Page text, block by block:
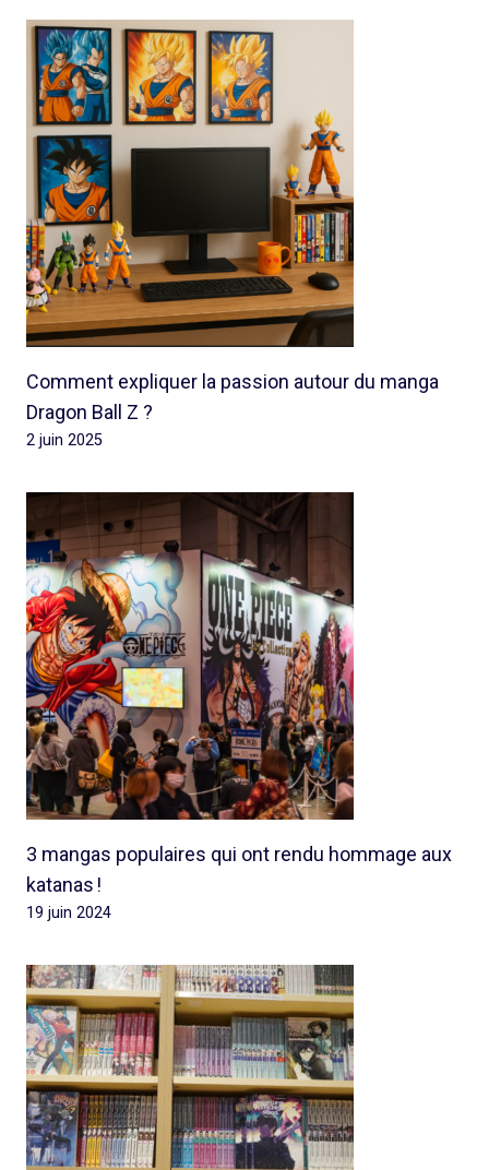
Comment expliquer la passion autour du manga
Dragon Ball Z ?
2 juin 2025
3 mangas populaires qui ont rendu hommage aux
katanas !
19 juin 2024